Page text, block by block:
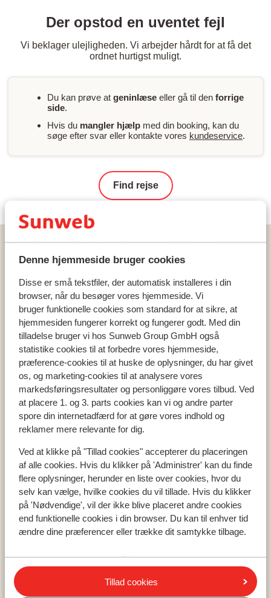
Denne hjemmeside bruger cookies
Disse er små tekstfiler, der automatisk installeres i din
browser, når du besøger vores hjemmeside. Vi
bruger funktionelle cookies som standard for at sikre, at
hjemmesiden fungerer korrekt og fungerer godt. Med din
tilladelse bruger vi hos Sunweb Group GmbH også
statistike cookies til at forbedre vores hjemmeside,
præference-cookies til at huske de oplysninger, du har givet
os, og marketing-cookies til at analysere vores
markedsføringsresultater og personliggøre vores tilbud. Ved
at placere 1. og 3. parts cookies kan vi og andre parter
spore din internetadfærd for at gøre vores indhold og
reklamer mere relevante for dig.
Ved at klikke på "Tillad cookies" accepterer du placeringen
af alle cookies. Hvis du klikker på 'Administrer' kan du finde
flere oplysninger, herunder en liste over cookies, hvor du
selv kan vælge, hvilke cookies du vil tillade. Hvis du klikker
på 'Nødvendige', vil der ikke blive placeret andre cookies
end funktionelle cookies i din browser. Du kan til enhver tid
ændre dine præferencer eller trække dit samtykke tilbage.
Tillad cookies
Der opstod en uventet fejl
Vi beklager ulejligheden. Vi arbejder hårdt for at få det
ordnet hurtigst muligt.
Du kan prøve at geninlæse eller gå til den forrige
side.
Hvis du mangler hjælp med din booking, kan du
søge efter svar eller kontakte vores kundeservice.
Find rejse
Hjem Rejser Spanien Tenerife
La Caleta
Hotel Royal Hideaway Corales Beach - voksenhotel
Populære lande
Tyrkiet
Grækenland
Egypten
Cypern
Populære regioner
Tyrkiets sydkyst
Kreta
Mallorca
Madeira
Alanya
Hurghada